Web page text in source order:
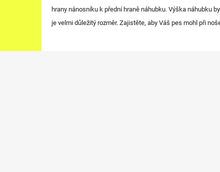
hrany nánosníku k přední hraně náhubku. Výška náhubku
je velmi důležitý rozměr. Zajistěte, aby Váš pes mohl při